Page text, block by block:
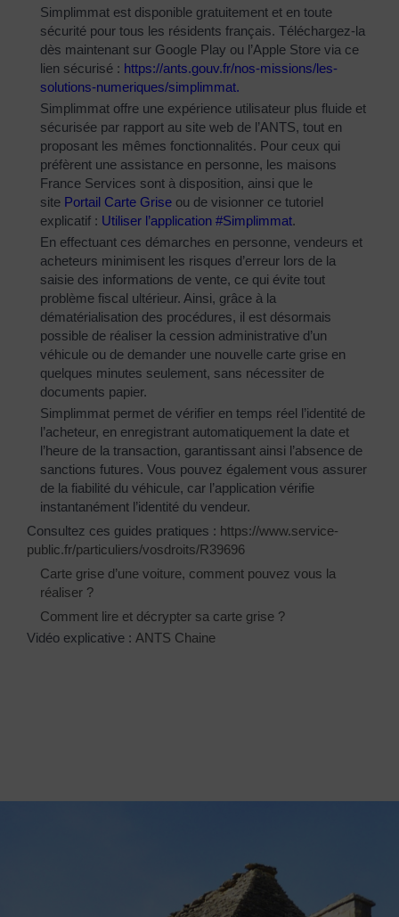
Simplimmat est disponible gratuitement et en toute
sécurité pour tous les résidents français. Téléchargez-la
dès maintenant sur Google Play ou l’Apple Store via ce
lien sécurisé : https://ants.gouv.fr/nos-missions/les-
solutions-numeriques/simplimmat.
Simplimmat offre une expérience utilisateur plus fluide et
sécurisée par rapport au site web de l’ANTS, tout en
proposant les mêmes fonctionnalités. Pour ceux qui
préfèrent une assistance en personne, les maisons
France Services sont à disposition, ainsi que le
site Portail Carte Grise ou de visionner ce tutoriel
explicatif : Utiliser l’application #Simplimmat.
En effectuant ces démarches en personne, vendeurs et
acheteurs minimisent les risques d’erreur lors de la
saisie des informations de vente, ce qui évite tout
problème fiscal ultérieur. Ainsi, grâce à la
dématérialisation des procédures, il est désormais
possible de réaliser la cession administrative d’un
véhicule ou de demander une nouvelle carte grise en
quelques minutes seulement, sans nécessiter de
documents papier.
Simplimmat permet de vérifier en temps réel l’identité de
l’acheteur, en enregistrant automatiquement la date et
l’heure de la transaction, garantissant ainsi l’absence de
sanctions futures. Vous pouvez également vous assurer
de la fiabilité du véhicule, car l’application vérifie
instantanément l’identité du vendeur.
Consultez ces guides pratiques : https://www.service-
public.fr/particuliers/vosdroits/R39696
Carte grise d’une voiture, comment pouvez vous la
réaliser ?
Comment lire et décrypter sa carte grise ?
Vidéo explicative : ANTS Chaine